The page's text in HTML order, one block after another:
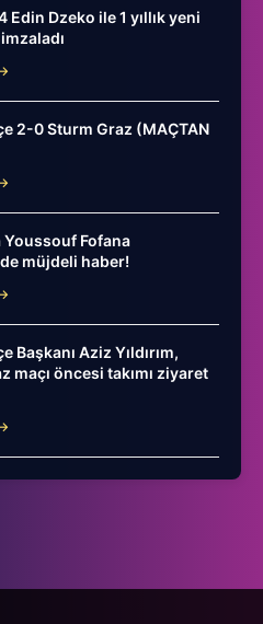
Edin Dzeko ile 1 yıllık yeni
2-0 Sturm Graz (MAÇTAN
Youssouf Fofana
müjdeli haber!
Başkanı Aziz Yıldırım,
maçı öncesi takımı ziyaret